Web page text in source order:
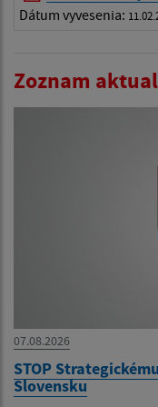
Dátum vyvesenia:
Zoznam
07.08.2026
STOP
Slovensku